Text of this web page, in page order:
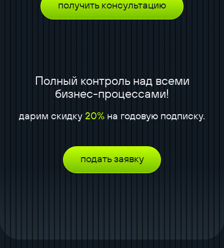
получить консультацию
Полный контроль над всеми
бизнес-процессами!
дарим скидку 20% на годовую подписку.
подать заявку